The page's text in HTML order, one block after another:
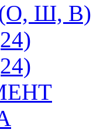
(О, Ш, В)